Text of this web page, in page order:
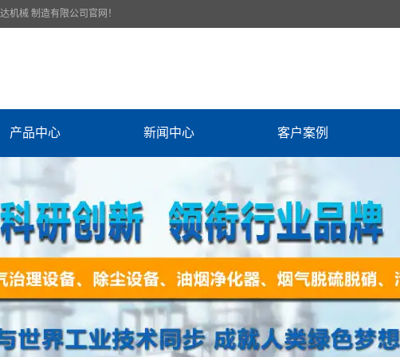
机械 制造有限公司官网！
产品中心 新闻中心 客户案例